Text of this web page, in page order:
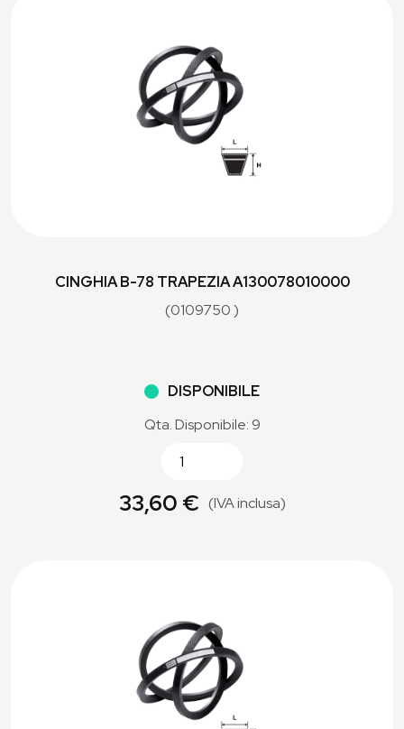
CINGHIA B-78 TRAPEZIA A130078010000
(0109750 )
DISPONIBILE
Qta. Disponibile: 9
33,60 € (IVA inclusa)